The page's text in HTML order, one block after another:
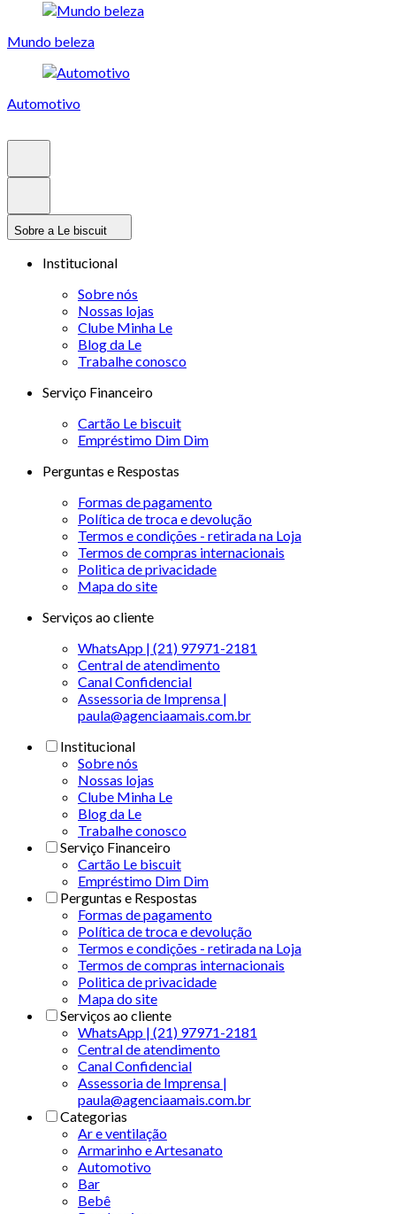
Mundo beleza
Automotivo
Sobre a Le biscuit
Institucional
Sobre nós
Nossas lojas
Clube Minha Le
Blog da Le
Trabalhe conosco
Serviço Financeiro
Cartão Le biscuit
Empréstimo Dim Dim
Perguntas e Respostas
Formas de pagamento
Política de troca e devolução
Termos e condições - retirada na Loja
Termos de compras internacionais
Politica de privacidade
Mapa do site
Serviços ao cliente
WhatsApp | (21) 97971-2181
Central de atendimento
Canal Confidencial
Assessoria de Imprensa |
paula@agenciaamais.com.br
Institucional
Sobre nós
Nossas lojas
Clube Minha Le
Blog da Le
Trabalhe conosco
Serviço Financeiro
Cartão Le biscuit
Empréstimo Dim Dim
Perguntas e Respostas
Formas de pagamento
Política de troca e devolução
Termos e condições - retirada na Loja
Termos de compras internacionais
Politica de privacidade
Mapa do site
Serviços ao cliente
WhatsApp | (21) 97971-2181
Central de atendimento
Canal Confidencial
Assessoria de Imprensa |
paula@agenciaamais.com.br
Categorias
Ar e ventilação
Armarinho e Artesanato
Automotivo
Bar
Bebê